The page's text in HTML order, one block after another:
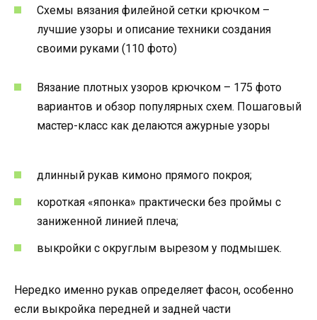
Схемы вязания филейной сетки крючком –
лучшие узоры и описание техники создания
своими руками (110 фото)
Вязание плотных узоров крючком – 175 фото
вариантов и обзор популярных схем. Пошаговый
мастер-класс как делаются ажурные узоры
длинный рукав кимоно прямого покроя;
короткая «японка» практически без проймы с
заниженной линией плеча;
выкройки с округлым вырезом у подмышек.
Нередко именно рукав определяет фасон, особенно
если выкройка передней и задней части